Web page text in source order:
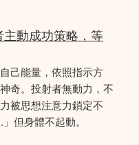
動成功策略，等
己能量，依照指示方
奇。投射者無動力，不
被思想注意力鎖定不
但身體不起動。